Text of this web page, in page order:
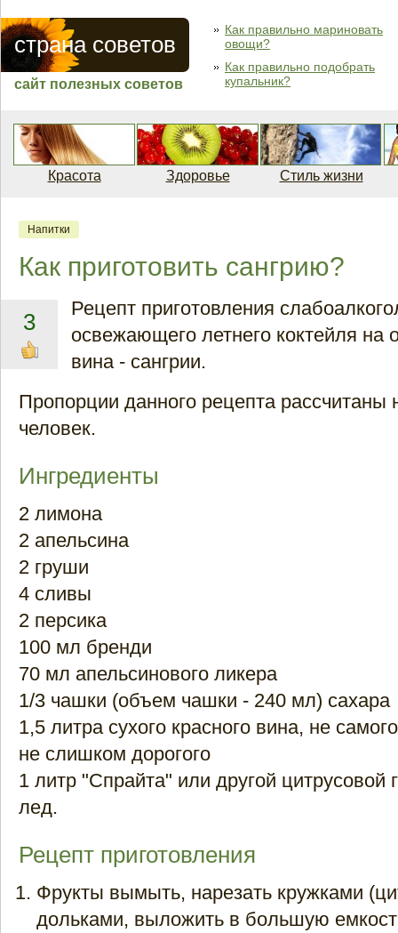
страна советов
сайт полезных советов
Как правильно мариновать
овощи?
Как правильно подобрать
купальник?
Красота Здоровье Стиль жизни
Напитки
Как приготовить сангрию?
3
Рецепт приготовления
освежающего летнего коктейля на
вина - сангрии.
Пропорции данного рецепта рассчитаны
человек.
Ингредиенты
2 лимона
2 апельсина
2 груши
4 сливы
2 персика
100 мл бренди
70 мл апельсинового ликера
1/3 чашки (объем чашки - 240 мл) сахара
1,5 литра сухого красного вина, не
не слишком дорогого
1 литр "Спрайта" или другой цитрусовой
лед.
Рецепт приготовления
Фрукты вымыть, нарезать кружками
дольками, выложить в большую